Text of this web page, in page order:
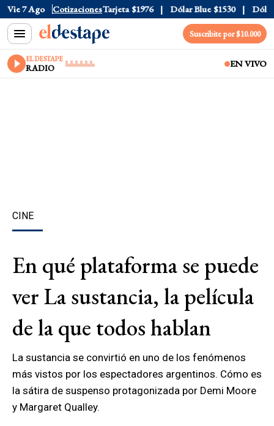
Vie 7 Ago Cotizaciones
$1520 Dólar Tarjeta $1976 Dólar Blue $1530 Dólar
Suscribite por $10.000
EL DESTAPE
RADIO EN VIVO
CINE
En qué plataforma se puede
ver La sustancia, la película
de la que todos hablan
La sustancia se convirtió en uno de los fenómenos
más vistos por los espectadores argentinos. Cómo es
la sátira de suspenso protagonizada por Demi Moore
y Margaret Qualley.